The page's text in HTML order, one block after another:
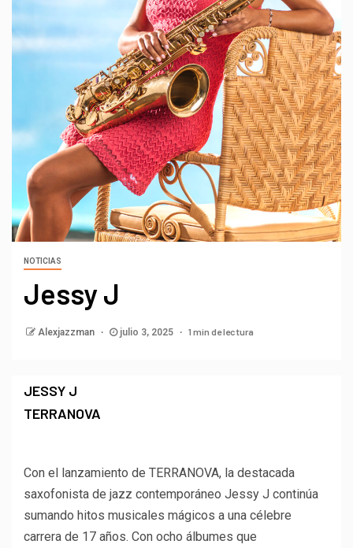
NOTICIAS
Jessy J
Alexjazzman julio 3, 2025 1 min de lectura
JESSY J
TERRANOVA
Con el lanzamiento de TERRANOVA, la destacada
saxofonista de jazz contemporáneo Jessy J continúa
sumando hitos musicales mágicos a una célebre
carrera de 17 años. Con ocho álbumes que